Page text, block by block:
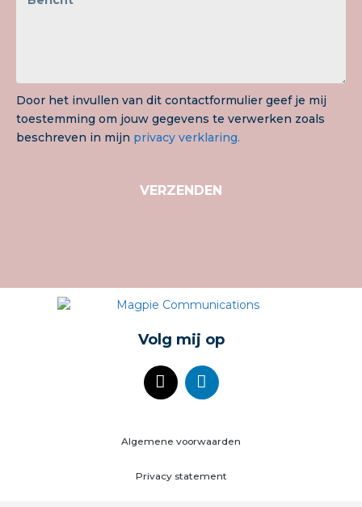
Door het invullen van dit contactformulier geef je mij
toestemming om jouw gegevens te verwerken zoals
beschreven in mijn privacy verklaring.
VERZENDEN
Volg mij op
Algemene voorwaarden
Privacy statement